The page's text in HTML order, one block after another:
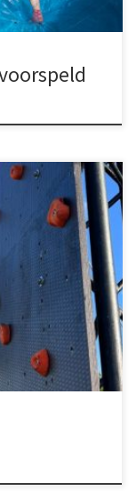
Spektakel JNBS
komt er
tot
Heb je
[…]